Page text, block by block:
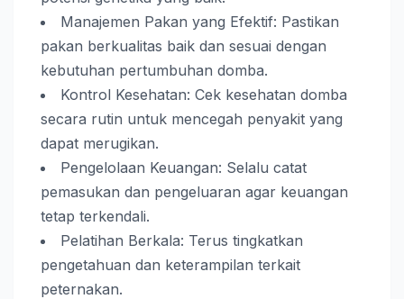
Manajemen Pakan yang Efektif: Pastikan
pakan berkualitas baik dan sesuai dengan
kebutuhan pertumbuhan domba.
Kontrol Kesehatan: Cek kesehatan domba
secara rutin untuk mencegah penyakit yang
dapat merugikan.
Pengelolaan Keuangan: Selalu catat
pemasukan dan pengeluaran agar keuangan
tetap terkendali.
Pelatihan Berkala: Terus tingkatkan
pengetahuan dan keterampilan terkait
peternakan.